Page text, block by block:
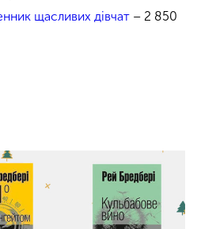
щасливих дівчат – 2 850